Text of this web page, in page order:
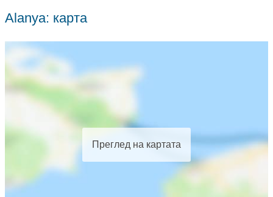
Alanya: карта
Преглед на картата